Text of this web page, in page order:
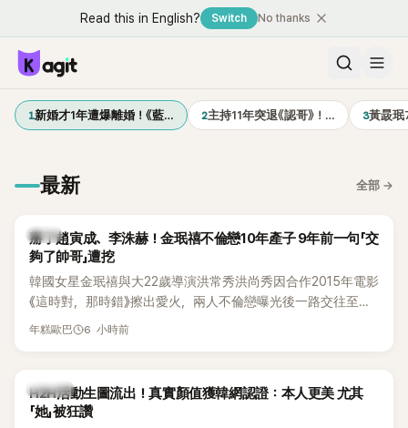
Read this in English? Switch No thanks
1新婚才1年遭爆離婚！《藍… 2主持11年突退《認哥》！… 3黃晸
最新 全部 →
韓星
掰了趙寅成、李洙赫！金珉禧不倫戀10年產子 9年前一句「交
夠了帥哥」遭挖
韓國女星金珉禧與大22歲導演洪常秀洪尚秀因合作2015年電影
《這時對，那時錯》擦出愛火，兩人不倫戀曝光後一路交往至
今，戀情已持續近10年，並於去年迎來兩人的兒子。金珉禧也
首度以演員身分復出。不過，新片尚未上映，她9年前電影中的
一句台詞卻突然被韓網翻出，意外再度掀起熱議。
年糕歐巴 6 小時前
K-POP
H2H活動生圖流出！真實顏值獲韓網認證：本人更美 尤其
「她」被狂讚